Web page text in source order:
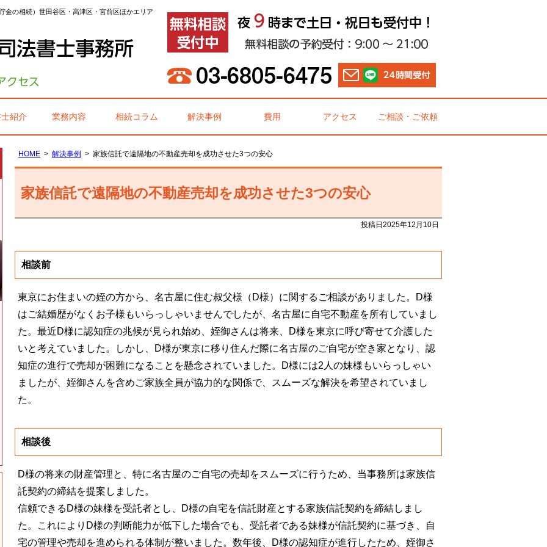
金の相続）世田谷区・高津区・宮前区ほかエリア
紹介 業務内容 相続コラム 解決事例 費用 アクセス ご相談・ご依頼
HOME 解決事例 家族信託で遠隔地の不動産売却を成功させた3つの安心
家族信託で遠隔地の不動産売却を成功させた3つの安心
投稿日2025年12月10日
相談前
東京にお住まいの姪の方から、名古屋に住む叔父様（D様）に関するご相談がありました。D様
はご結婚歴がなくお子様もいらっしゃいませんでしたが、名古屋に自宅不動産を所有していまし
た。最近D様に認知症の兆候が見られ始め、姪御さんは将来、D様を東京に呼び寄せて介護した
いと考えていました。しかし、D様が東京に移り住んだ際に名古屋のご自宅が空き家となり、認
知症の進行で売却が困難になることを懸念されていました。D様には2人の妹様もいらっしゃい
ましたが、姪御さんを含めご家族全員が協力的な関係で、スムーズな解決を希望されていまし
た。
相談後
D様の将来の財産管理と、特に名古屋のご自宅の売却をスムーズに行うため、当事務所は家族信
託契約の締結を提案しました。
信頼できるD様の妹様を受託者とし、D様の自宅を信託財産とする家族信託契約を締結しまし
た。これによりD様の判断能力が低下した場合でも、受託者である妹様が信託契約に基づき、自
宅の管理や売却を進められる体制が整いました。数年後、D様の認知症が進行したため、姪御さ